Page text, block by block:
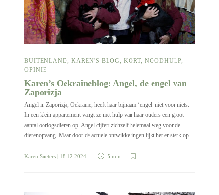
BUITENLAND KAREN'S BLOG KORT NOODHULP
OPINIE
Karen’s Oekraïneblog: Angel, de engel van
Zaporizja
Angel in Zaporizja, Oekraïne, heeft haar bijnaam ‘engel’ niet voor niets.
In een klein appartement vangt ze met hulp van haar ouders een groot
aantal oorlogsdieren op. Angel cijfert zichzelf helemaal weg voor de
dierenopvang. Maar door de actuele ontwikkelingen lijkt het er sterk op…
Karen Soeters | 18 12 2024 5 min